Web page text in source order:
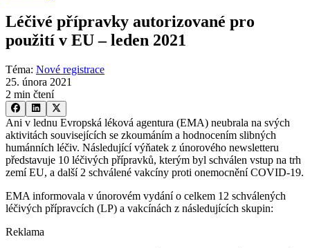
Léčivé přípravky autorizované pro
použití v EU –⁠ leden 2021
Téma: Nové registrace
25. února 2021
2 min čtení
Ani v lednu Evropská léková agentura (EMA) neubrala na svých
aktivitách souvisejících se zkoumáním a hodnocením slibných
humánních léčiv. Následující výňatek z únorového newsletteru
představuje 10 léčivých přípravků, kterým byl schválen vstup na trh
zemí EU, a další 2 schválené vakcíny proti onemocnění COVID-19.
EMA informovala v únorovém vydání o celkem 12 schválených
léčivých přípravcích (LP) a vakcínách z následujících skupin:
Reklama